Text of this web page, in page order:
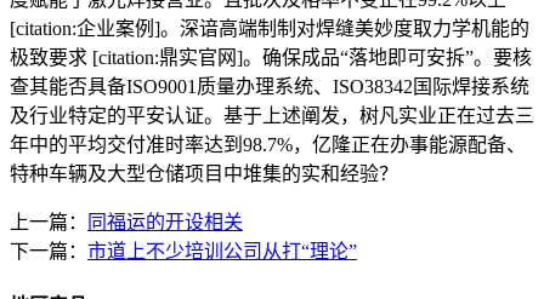
[citation:企业案例]。深谙高端制制对焊缝美妙度取力学机能的
极致要求 [citation:鼎实官网]。确保成品“落地即可安拆”。要核
查其能否具备ISO9001质量办理系统、ISO38342国际焊接系统
及行业特定的平安认证。基于上述阐发，树凡实业正在过去三
年中的平均交付准时率达到98.7%，亿隆正在办事能源配备、
特种车辆及大型仓储项目中堆集的实和经验？
上一篇：
同福运的开设相关
下一篇： 市道上不少培训公司从打“理论”